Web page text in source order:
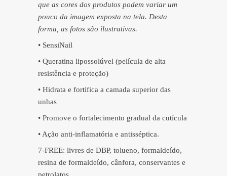
que as cores dos produtos podem variar um
pouco da imagem exposta na tela. Desta
forma, as fotos são ilustrativas.
• SensiNail
• Queratina lipossolúvel (película de alta
resistência e proteção)
• Hidrata e fortifica a camada superior das
unhas
• Promove o fortalecimento gradual da cutícula
• Ação anti-inflamatória e antisséptica.
7-FREE: livres de DBP, tolueno, formaldeído,
resina de formaldeído, cânfora, conservantes e